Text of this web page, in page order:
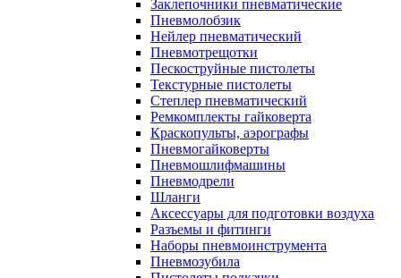
Заклепочники пневматические
Пневмолобзик
Нейлер пневматический
Пневмотрещотки
Пескоструйные пистолеты
Текстурные пистолеты
Степлер пневматический
Ремкомплекты гайковерта
Краскопульты, аэрографы
Пневмогайковерты
Пневмошлифмашины
Пневмодрели
Шланги
Аксессуары для подготовки воздуха
Разъемы и фитинги
Наборы пневмоинструмента
Пневмозубила